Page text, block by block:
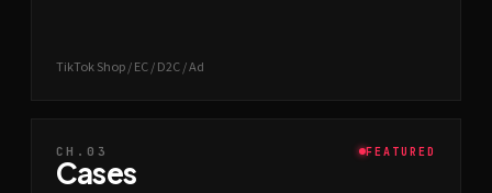
TikTok Shop / EC / D2C / Ad
CH.03 FEATURED
Cases